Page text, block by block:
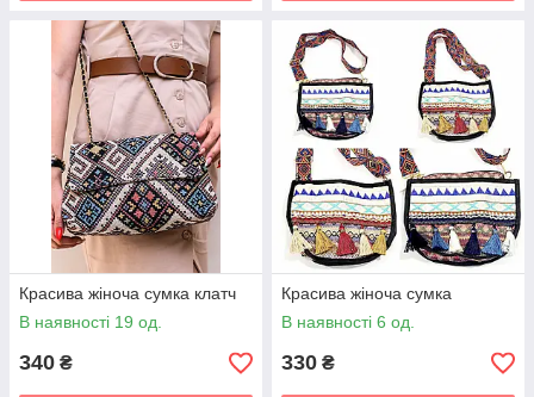
Красива жіноча сумка клатч
В наявності 19 од.
340 ₴
Красива жіноча сумка
В наявності 6 од.
330 ₴